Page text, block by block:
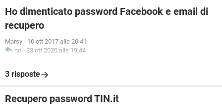
Ho dimenticato password Facebook e email di
recupero
Marsy - 10 ott 2017 alle 20:41
no - 23 ott 2020 alle 19:44
3 risposte
Recupero password TIN.it